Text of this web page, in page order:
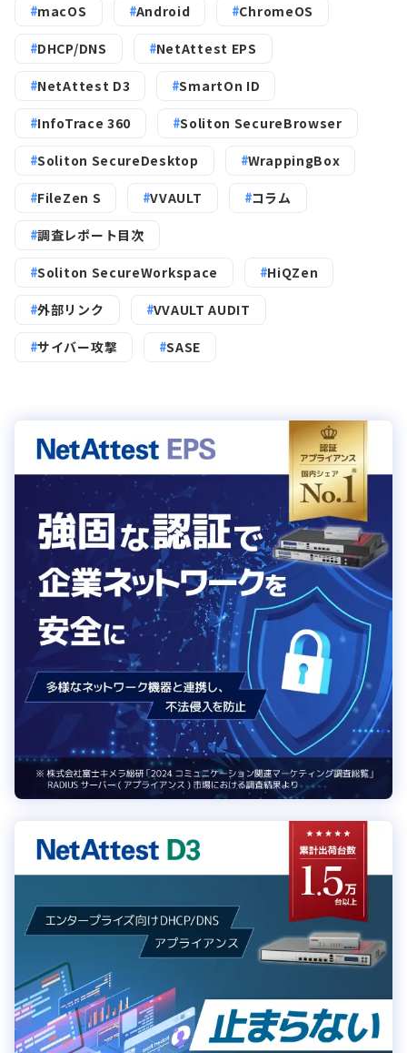
macOS Android ChromeOS
DHCP/DNS NetAttest EPS
NetAttest D3 SmartOn ID
InfoTrace 360 Soliton SecureBrowser
Soliton SecureDesktop WrappingBox
FileZen S VVAULT コラム
調査レポート目次
Soliton SecureWorkspace HiQZen
外部リンク VVAULT AUDIT
サイバー攻撃 SASE